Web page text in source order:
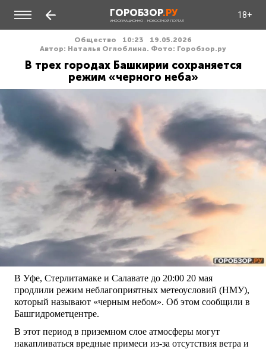
ГОРОБЗОР.РУ
ИНФОРМАЦИОННО - НОВОСТНОЙ ПОРТАЛ
18+
Общество 10:23
19.05.2026
Автор: Наталья Оглоблина. Фото: Горобзор.ру
В трех городах Башкирии сохраняется
режим «черного неба»
В Уфе, Стерлитамаке и Салавате до 20:00 20 мая
продлили режим неблагоприятных метеоусловий (НМУ),
который называют «черным небом». Об этом сообщили в
Башгидрометцентре.
В этот период в приземном слое атмосферы могут
накапливаться вредные примеси из-за отсутствия ветра и